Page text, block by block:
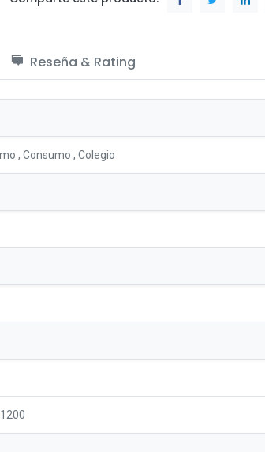
Reseña & Rating
, Consumo , Colegio